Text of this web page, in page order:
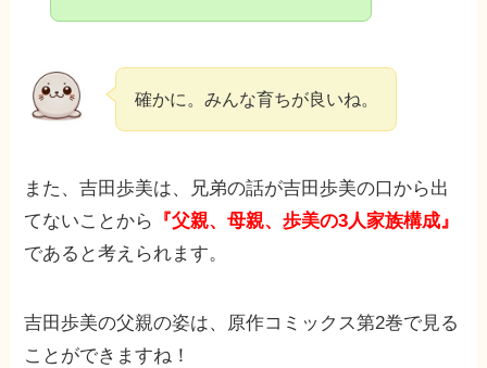
確かに。みんな育ちが良いね。
また、吉田歩美は、兄弟の話が吉田歩美の口から出
てないことから
『父親、母親、歩美の3人家族構成』
であると考えられます。
吉田歩美の父親の姿は、原作コミックス第2巻で見る
ことができますね！